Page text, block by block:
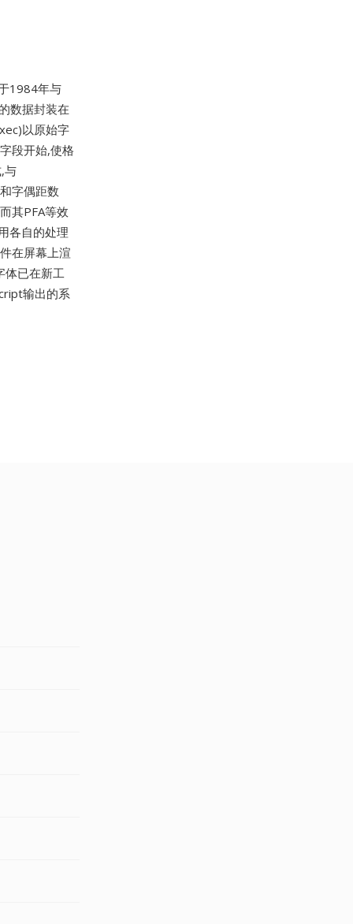
1984年与
数据封装在
以原始字
段开始,使格
与
字偶距数
其PFA等效
各自的处理
在屏幕上渲
体已在新工
输出的系